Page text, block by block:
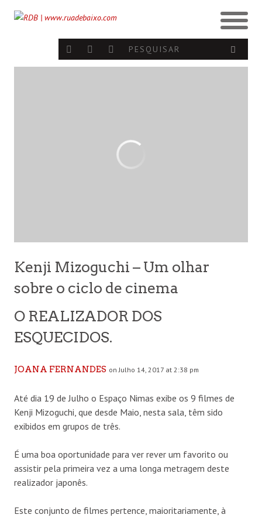
Kenji Mizoguchi – Um olhar
sobre o ciclo de cinema
O REALIZADOR DOS
ESQUECIDOS.
JOANA FERNANDES on Julho 14, 2017 at 2:38 pm
Até dia 19 de Julho o Espaço Nimas exibe os 9 filmes de
Kenji Mizoguchi, que desde Maio, nesta sala, têm sido
exibidos em grupos de três.
É uma boa oportunidade para ver rever um favorito ou
assistir pela primeira vez a uma longa metragem deste
realizador japonês.
Este conjunto de filmes pertence, maioritariamente, à